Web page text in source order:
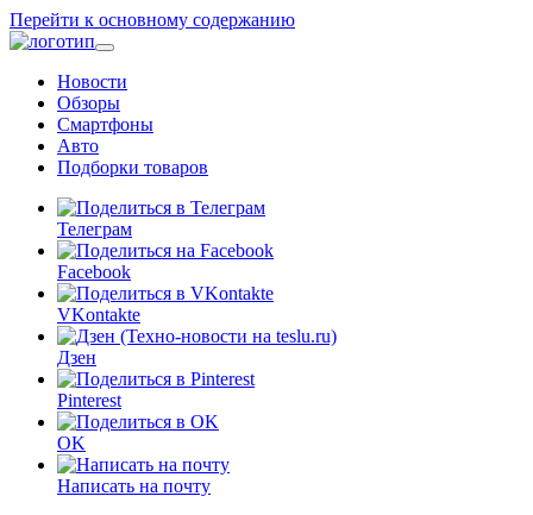
Перейти к основному содержанию
Новости
Обзоры
Смартфоны
Авто
Подборки товаров
Телеграм
Facebook
VKontakte
Дзен
Pinterest
OK
Написать на почту